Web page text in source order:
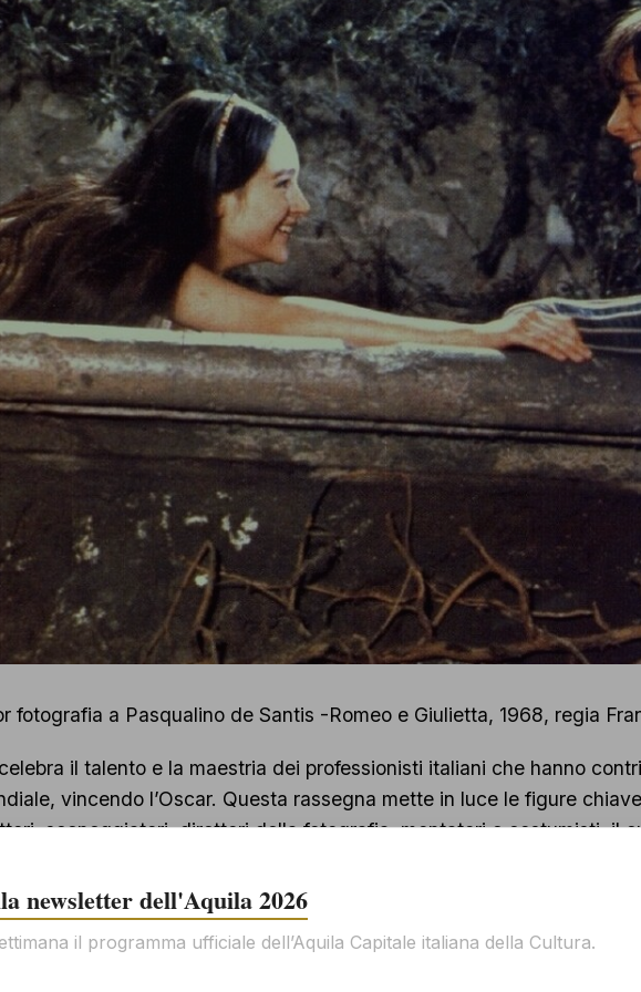
Gestisci il consenso
fotografia a Pasqualino de Santis -Romeo e Giulietta, 1968, regia
il talento e la maestria dei professionisti italiani che hanno
vincendo l’Oscar. Questa rassegna mette in luce le figure
sceneggiatori, direttori della fotografia, montatori e costumisti, il
Attraverso una selezione di film che rappresentano il meglio del
artigianali e creative italiane siano alla base di opere che hanno
a ispirare e affascinare anche le nuove generazioni di
newsletter dell'Aquila 2026
il programma ufficiale dell’Aquila Capitale italiana della Cultura.